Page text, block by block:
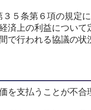
５条第６項の規定
済上の利益につい
で行われる協議の
を支払うことが不合